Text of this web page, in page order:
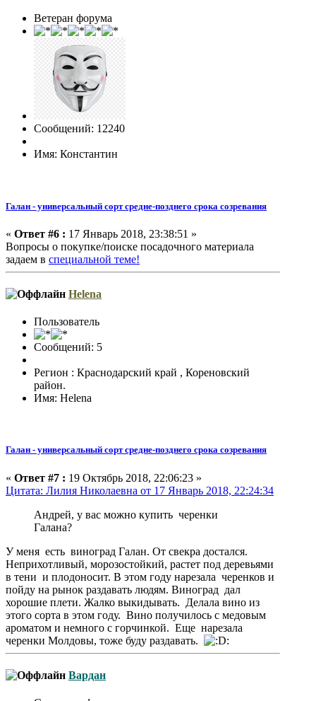
Ветеран форума
Сообщений: 12240
Имя: Константин
Галан - универсальный сорт средне-позднего срока созревания
« Ответ #6 : 17 Январь 2018, 23:38:51 »
Вопросы о покупке/поиске посадочного материала
задаем в специальной теме!
Helena
Пользователь
Сообщений: 5
Регион : Краснодарский край , Кореновский
район.
Имя: Helena
Галан - универсальный сорт средне-позднего срока созревания
« Ответ #7 : 19 Октябрь 2018, 22:06:23 »
Цитата: Лилия Николаевна от 17 Январь 2018, 22:24:34
Андрей, у вас можно купить черенки
Галана?
У меня есть виноград Галан. От свекра достался.
Неприхотливый, морозостойкий, растет под деревьями
в тени и плодоносит. В этом году нарезала черенков и
пойду на рынок раздавать людям. Виноград дал
хорошие плети. Жалко выкидывать. Делала вино из
этого сорта в этом году. Вино получилось с медовым
ароматом и немного с горчинкой. Еще нарезала
черенки Молдовы, тоже буду раздавать.
Вардан